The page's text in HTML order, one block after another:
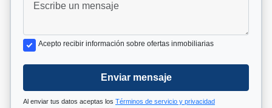
Acepto recibir información sobre ofertas inmobiliarias
Enviar mensaje
Al enviar tus datos aceptas los Términos de servicio y privacidad